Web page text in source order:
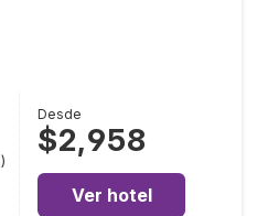
Desde
$2,958
Ver hotel